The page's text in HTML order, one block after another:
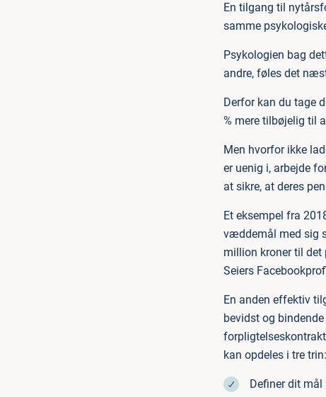
En tilgang til
samme
Psykologien bag
andre, føles det
Derfor kan du tage
% mere tilbøjelig til
Men hvorfor ikke
er uenig i, arbejde
at sikre, at deres
Et eksempel fra
væddemål med sig
million kroner til det
Seiers
En anden effektiv
bevidst og
kan opdeles i tre trin:
Definer dit